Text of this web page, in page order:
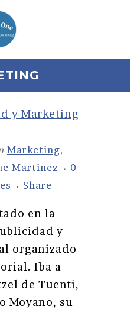
y Marketing
Marketing,
Martinez
0
Share
en la
y
organizado
Iba a
de Tuenti,
Moyano, su